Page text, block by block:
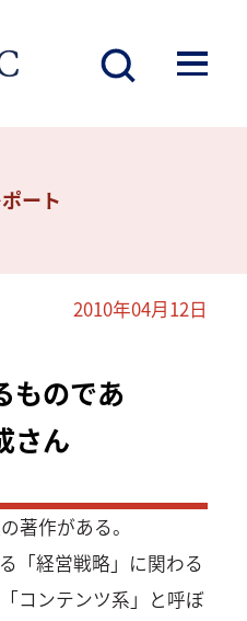
ート
2010年04月12日
ものであ
ん
著作がある。
「経営戦略」に関わる
コンテンツ系」と呼ぼ